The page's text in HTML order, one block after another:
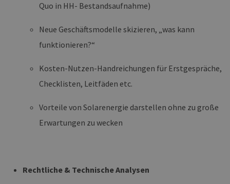
Quo in HH- Bestandsaufnahme)
Neue Geschäftsmodelle skizieren, „was kann
funktionieren?“
Kosten-Nutzen-Handreichungen für Erstgespräche,
Checklisten, Leitfäden etc.
Vorteile von Solarenergie darstellen ohne zu große
Erwartungen zu wecken
Rechtliche & Technische Analysen